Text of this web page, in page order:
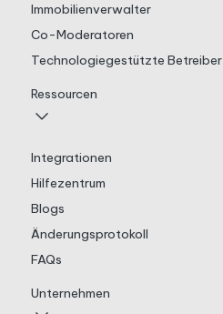
Immobilienverwalter
Co-Moderatoren
Technologiegestützte Betreiber
Ressourcen
Integrationen
Hilfezentrum
Blogs
Änderungsprotokoll
FAQs
Unternehmen